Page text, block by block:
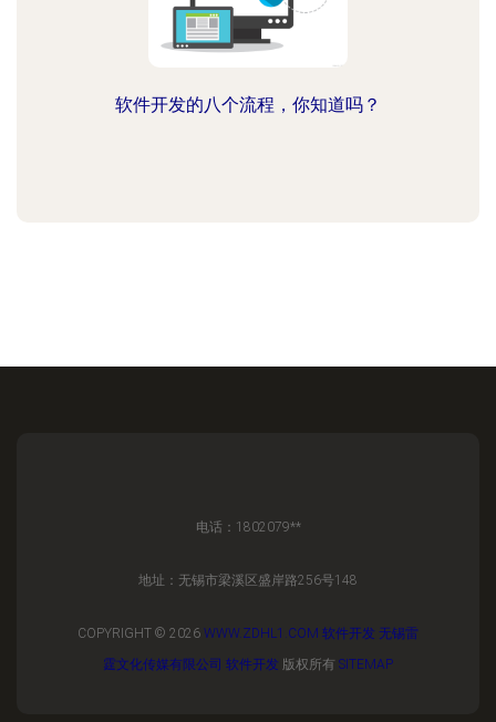
软件开发的八个流程，你知道吗？
电话：1802079**
地址：无锡市梁溪区盛岸路256号148
COPYRIGHT © 2026 WWW.ZDHL1.COM 软件开发 无锡雷
霆文化传媒有限公司 软件开发 版权所有 SITEMAP